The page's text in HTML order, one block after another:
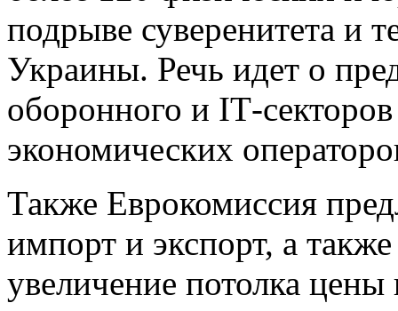
подрыве суверенитета и
Украины. Речь идет о
оборонного и ІТ-
экономических
Также Еврокомиссия
импорт и экспорт, а
увеличение потолка